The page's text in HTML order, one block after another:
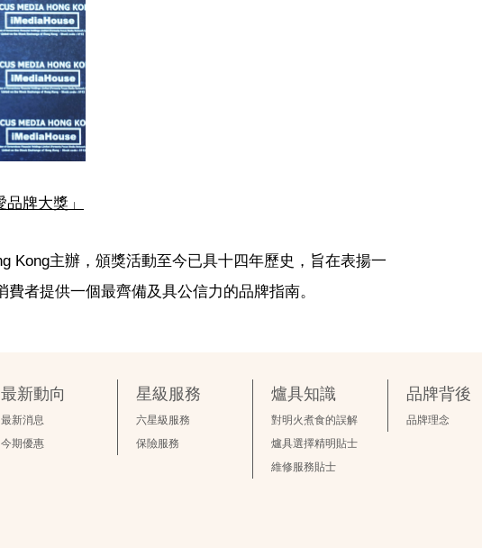
牌大獎」
Kong主辦，頒獎活動至今已具十四年歷史，旨在表揚一
者提供一個最齊備及具公信力的品牌指南。
最新動向
最新消息
今期優惠
星級服務
六星級服務
保險服務
爐具知識
對明火煮食的誤解
爐具選擇精明貼士
維修服務貼士
品牌背後
品牌理念